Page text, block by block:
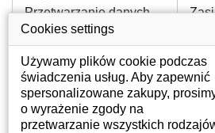
W naszym
cały okres
wyłącznie
oryginalne
wadliwych
JAK WYBRAĆ
Przetwarzanie danych
osobowych
Gdzie nas znajdziesz
Twoje konto
Twoje konto
Cookies settings
Używamy plików cookie podczas
świadczenia usług. Aby zapewnić
spersonalizowane zakupy,
o wyrażenie zgody na
przetwarzanie wszystkich